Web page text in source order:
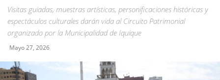
Visitas guiadas, muestras artísticas, personificaciones históricas y
espectáculos culturales darán vida al Circuito Patrimonial
organizado por la Municipalidad de Iquique
Mayo 27, 2026